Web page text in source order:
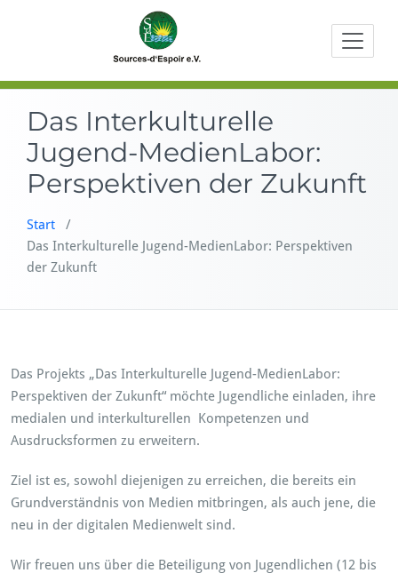
Bildungs-
Das Interkulturelle
Jugend-MedienLabor:
Perspektiven der Zukunft
Start /
Das Interkulturelle Jugend-MedienLabor: Perspektiven
der Zukunft
Das Projekts „Das Interkulturelle Jugend-MedienLabor:
Perspektiven der Zukunft“ möchte Jugendliche einladen, ihre
medialen und interkulturellen Kompetenzen und
Ausdrucksformen zu erweitern.
Ziel ist es, sowohl diejenigen zu erreichen, die bereits ein
Grundverständnis von Medien mitbringen, als auch jene, die
neu in der digitalen Medienwelt sind.
Wir freuen uns über die Beteiligung von Jugendlichen (12 bis